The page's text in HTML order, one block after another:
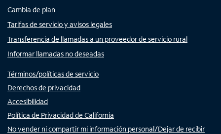
Cambia de plan
Tarifas de servicio y avisos legales
Transferencia de llamadas a un proveedor de servicio rural
Informar llamadas no deseadas
Términos/políticas de servicio
Derechos de privacidad
Accesibilidad
Política de Privacidad de California
No vender ni compartir mi información personal/Dejar de recibir